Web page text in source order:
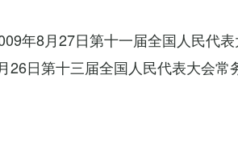
年8月27日第十一届全国人民代表
日第十三届全国人民代表大会常